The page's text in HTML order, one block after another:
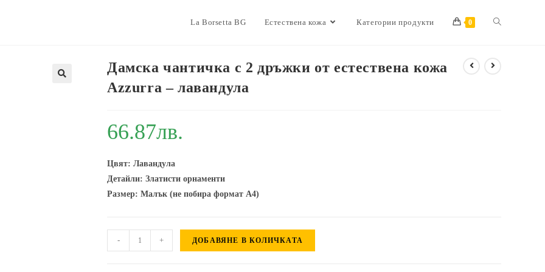
La Borsetta BG Естествена кожа Категории продукти 0 Toggle
website
Дамска чантичка с 2 дръжки от естествена кожа
Azzurra – лавандула
66.87лв.
Цвят: Лавандула
Детайли: Златисти орнаменти
Размер: Малък (не побира формат А4)
количество
за
- + ДОБАВЯНЕ В КОЛИЧКАТА